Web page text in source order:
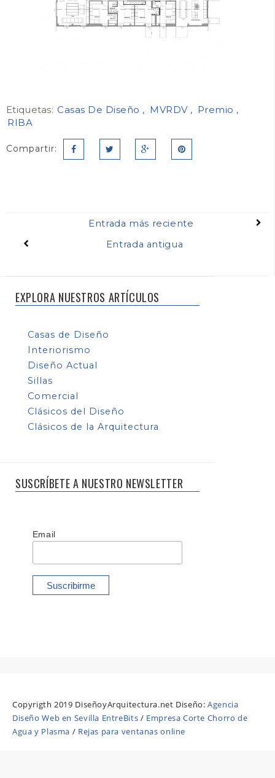
Etiquetas: Casas De Diseño MVRDV
Premio
RIBA
Compartir:
Entrada más reciente
Entrada antigua
EXPLORA NUESTROS ARTÍCULOS
Casas de Diseño
Interiorismo
Diseño Actual
Sillas
Comercial
Clásicos del Diseño
Clásicos de la Arquitectura
SUSCRÍBETE A NUESTRO NEWSLETTER
Email
Copyrigth 2019 DiseñoyArquitectura.net Diseño:Agencia
Diseño Web en Sevilla EntreBits / Empresa Corte Chorro de
Agua y Plasma / Rejas para ventanas online